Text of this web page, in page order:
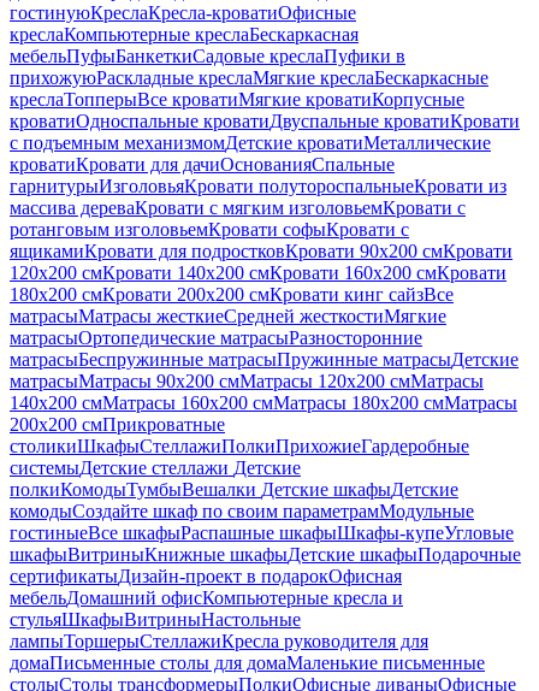
гостинуюКреслаКресла-кроватиОфисные
креслаКомпьютерные креслаБескаркасная
мебельПуфыБанкеткиСадовые креслаПуфики в
прихожуюРаскладные креслаМягкие креслаБескаркасные
креслаТопперыВсе кроватиМягкие кроватиКорпусные
кроватиОдноспальные кроватиДвуспальные кроватиКровати
с подъемным механизмомДетские кроватиМеталлические
кроватиКровати для дачиОснованияСпальные
гарнитурыИзголовьяКровати полутороспальныеКровати из
массива дереваКровати с мягким изголовьемКровати с
ротанговым изголовьемКровати софыКровати с
ящикамиКровати для подростковКровати 90х200 смКровати
120x200 смКровати 140x200 смКровати 160x200 смКровати
180x200 смКровати 200x200 смКровати кинг сайзВсе
матрасыМатрасы жесткиеСредней жесткостиМягкие
матрасыОртопедические матрасыРазносторонние
матрасыБеспружинные матрасыПружинные матрасыДетские
матрасыМатрасы 90х200 смМатрасы 120х200 смМатрасы
140х200 смМатрасы 160x200 смМатрасы 180х200 смМатрасы
200х200 смПрикроватные
столикиШкафыСтеллажиПолкиПрихожиеГардеробные
системыДетские стеллажи Детские
полкиКомодыТумбыВешалки Детские шкафыДетские
комодыСоздайте шкаф по своим параметрамМодульные
гостиныеВсе шкафыРаспашные шкафыШкафы-купеУгловые
шкафыВитриныКнижные шкафыДетские шкафыПодарочные
сертификатыДизайн-проект в подарокОфисная
мебельДомашний офисКомпьютерные кресла и
стульяШкафыВитриныНастольные
лампыТоршерыСтеллажиКресла руководителя для
домаПисьменные столы для домаМаленькие письменные
столыСтолы трансформерыПолкиОфисные диваныОфисные